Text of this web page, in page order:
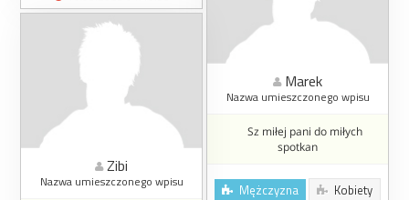
Marek
Nazwa umieszczonego wpisu
Sz miłej pani do miłych
spotkan
Mężczyzna
Kobiety
Zibi
Nazwa umieszczonego wpisu